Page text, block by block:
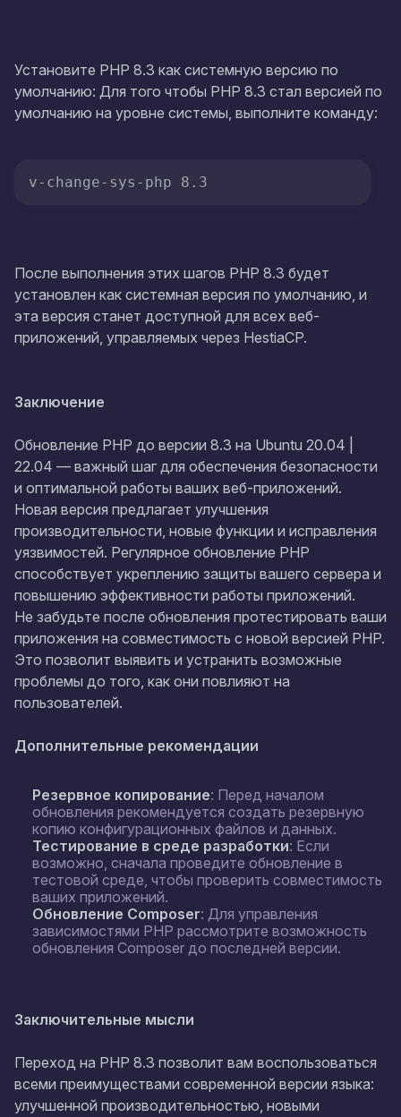
Установите PHP 8.3 как системную версию по
умолчанию: Для того чтобы PHP 8.3 стал версией по
умолчанию на уровне системы, выполните команду:
v-change-sys-php 8.3
После выполнения этих шагов PHP 8.3 будет
установлен как системная версия по умолчанию, и
эта версия станет доступной для всех веб-
приложений, управляемых через HestiaCP.
Заключение
Обновление PHP до версии 8.3 на Ubuntu 20.04 |
22.04 — важный шаг для обеспечения безопасности
и оптимальной работы ваших веб-приложений.
Новая версия предлагает улучшения
производительности, новые функции и исправления
уязвимостей. Регулярное обновление PHP
способствует укреплению защиты вашего сервера и
повышению эффективности работы приложений.
Не забудьте после обновления протестировать ваши
приложения на совместимость с новой версией PHP.
Это позволит выявить и устранить возможные
проблемы до того, как они повлияют на
пользователей.
Дополнительные рекомендации
Резервное копирование: Перед началом
обновления рекомендуется создать резервную
копию конфигурационных файлов и данных.
Тестирование в среде разработки: Если
возможно, сначала проведите обновление в
тестовой среде, чтобы проверить совместимость
ваших приложений.
Обновление Composer: Для управления
зависимостями PHP рассмотрите возможность
обновления Composer до последней версии.
Заключительные мысли
Переход на PHP 8.3 позволит вам воспользоваться
всеми преимуществами современной версии языка:
улучшенной производительностью, новыми